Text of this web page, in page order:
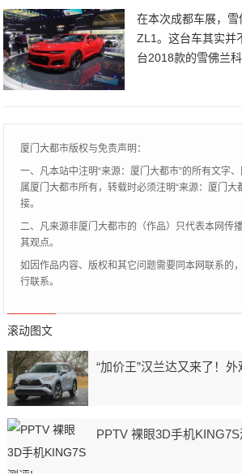
在本次成都车展，
ZL1。这台车其实并
台2018款的雪佛兰
此，这台车放到今
厦门大都市版权与免责声明：
一、凡本站中注明“来源：厦门大都市”的所有文字
属厦门大都市所有，转载时必须注明“来源：厦门大
接。
二、凡来源非厦门大都市的（作品）只代表本网传
其观点。
如因作品内容、版权和其它问题需要同本网联系的
行联系。
滚动图文
“加价王”汉兰达又来了！
PPTV 裸眼3D手机KING7S